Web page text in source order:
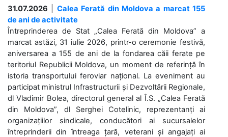
31.07.2026
Calea Ferată din Moldova a marcat 155
de ani de activitate
Întreprinderea de Stat „Calea Ferată din Moldova” a
marcat astăzi, 31 iulie 2026, printr-o ceremonie festivă,
aniversarea a 155 de ani de la fondarea căii ferate pe
teritoriul Republicii Moldova, un moment de referință în
istoria transportului feroviar național. La eveniment au
participat ministrul Infrastructurii și Dezvoltării Regionale,
dl Vladimir Bolea, directorul general al Î.S. „Calea Ferată
din Moldova”, dl Serghei Cotelinic, reprezentanți ai
organizațiilor sindicale, conducători ai sucursalelor
întreprinderii din întreaga țară, veterani și angajați ai